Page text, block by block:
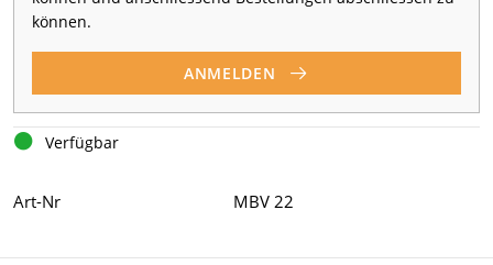
können.
ANMELDEN
Verfügbar
Art-Nr MBV 22